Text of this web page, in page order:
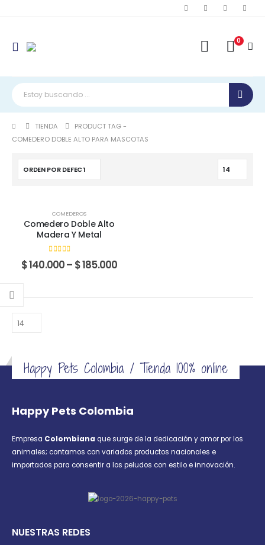
0
TIENDA
PRODUCT TAG -
COMEDERO DOBLE ALTO PARA MASCOTAS
tiene
Las
se
elegir
en
página
tiene
Las
se
elegir
en
página
COMEDEROS
Comedero Doble Alto
Madera Y Metal
0 out of 5
$140.000– $185.000Price
$ 185.000
Happy Pets Colombia / Tienda 100% online
Happy Pets Colombia
Empresa Colombiana que surge de la dedicación y amor por los
animales; contamos con variados productos nacionales e
importados para consentir a los peludos con estilo e innovación.
NUESTRAS REDES